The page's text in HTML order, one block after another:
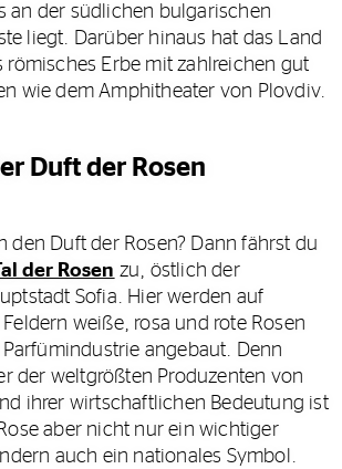
an der südlichen bulgarischen
liegt. Darüber hinaus hat das Land
römisches Erbe mit zahlreichen gut
wie dem Amphitheater von Plovdiv.
Duft der Rosen
den Duft der Rosen? Dann fährst du
der Rosen zu, östlich der
Sofia. Hier werden auf
weiße, rosa und rote Rosen
angebaut. Denn
der weltgrößten Produzenten von
ihrer wirtschaftlichen Bedeutung ist
aber nicht nur ein wichtiger
auch ein nationales Symbol.